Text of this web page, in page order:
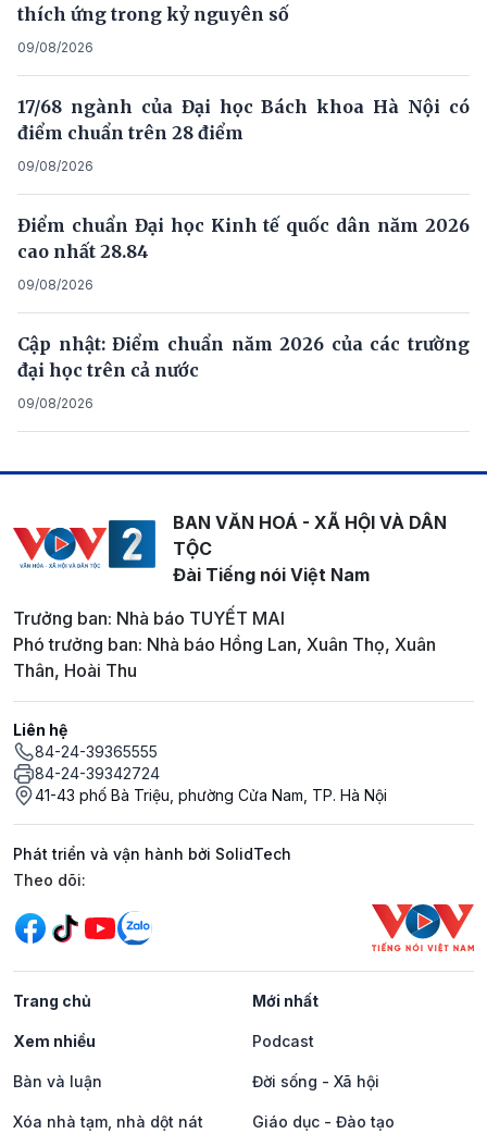
thích ứng trong kỷ nguyên số
09/08/2026
17/68 ngành của Đại học Bách khoa Hà Nội có
điểm chuẩn trên 28 điểm
09/08/2026
Điểm chuẩn Đại học Kinh tế quốc dân năm 2026
cao nhất 28.84
09/08/2026
Cập nhật: Điểm chuẩn năm 2026 của các trường
đại học trên cả nước
09/08/2026
BAN VĂN HOÁ - XÃ HỘI VÀ DÂN
TỘC
Đài Tiếng nói Việt Nam
Trưởng ban: Nhà báo TUYẾT MAI
Phó trưởng ban: Nhà báo Hồng Lan, Xuân Thọ, Xuân
Thân, Hoài Thu
Liên hệ
84-24-39365555
84-24-39342724
41-43 phố Bà Triệu, phường Cửa Nam, TP. Hà Nội
Phát triển và vận hành bởi SolidTech
Mạng xã hội
Theo dõi:
Trang chủ Mới nhất
Xem nhiều Podcast
Bàn và luận Đời sống - Xã hội
Xóa nhà tạm, nhà dột nát Giáo dục - Đào tạo